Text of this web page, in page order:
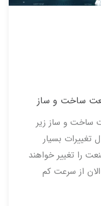
ساخت و ساز
ساخت و ساز زیر
بسیار
را تغییر خواهند
از سرعت کم